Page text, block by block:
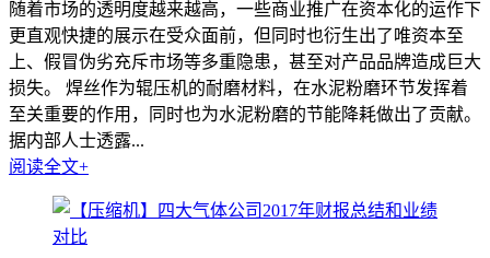
随着市场的透明度越来越高，一些商业推广在资本化的运作下
更直观快捷的展示在受众面前，但同时也衍生出了唯资本至
上、假冒伪劣充斥市场等多重隐患，甚至对产品品牌造成巨大
损失。 焊丝作为辊压机的耐磨材料，在水泥粉磨环节发挥着
至关重要的作用，同时也为水泥粉磨的节能降耗做出了贡献。
据内部人士透露...
阅读全文+